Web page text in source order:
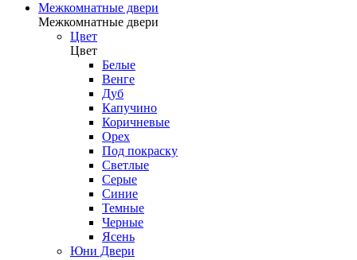
Межкомнатные двери
Межкомнатные двери
Цвет
Цвет
Белые
Венге
Дуб
Капучино
Коричневые
Орех
Под покраску
Светлые
Серые
Синие
Темные
Черные
Ясень
Юни Двери